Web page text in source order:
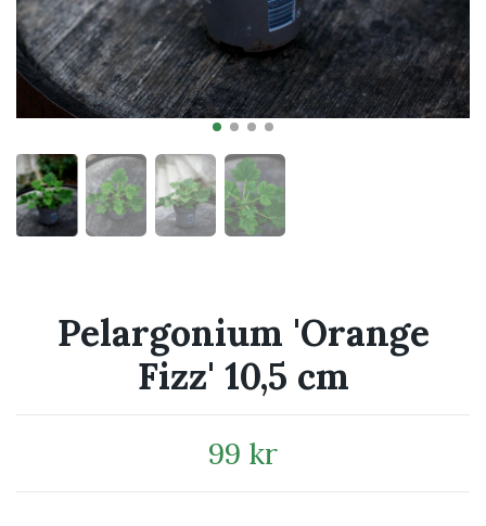
Pelargonium 'Orange
Fizz' 10,5 cm
99 kr